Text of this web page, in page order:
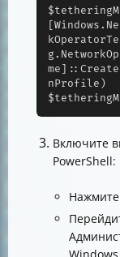
nProfile)
Включите
PowerShell:
Нажмите